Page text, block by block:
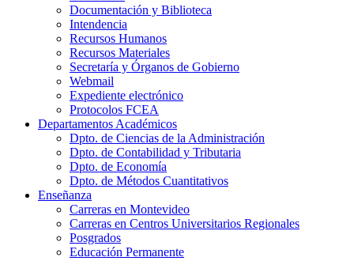
Documentación y Biblioteca
Intendencia
Recursos Humanos
Recursos Materiales
Secretaría y Órganos de Gobierno
Webmail
Expediente electrónico
Protocolos FCEA
Departamentos Académicos
Dpto. de Ciencias de la Administración
Dpto. de Contabilidad y Tributaria
Dpto. de Economía
Dpto. de Métodos Cuantitativos
Enseñanza
Carreras en Montevideo
Carreras en Centros Universitarios Regionales
Posgrados
Educación Permanente